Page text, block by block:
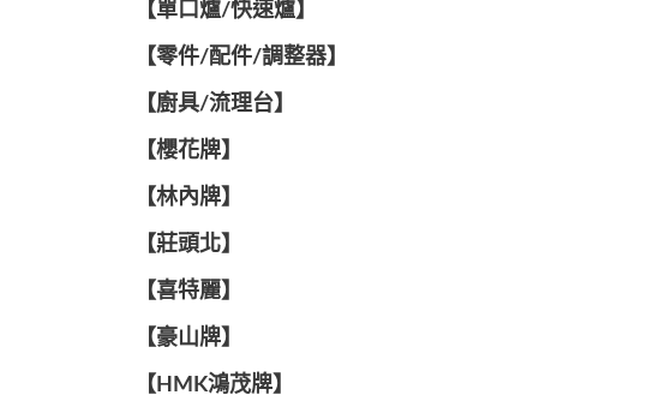
【單口爐/快速爐】
【零件/配件/調整器】
【廚具/流理台】
【櫻花牌】
【林內牌】
【莊頭北】
【喜特麗】
【豪山牌】
【HMK鴻茂牌】